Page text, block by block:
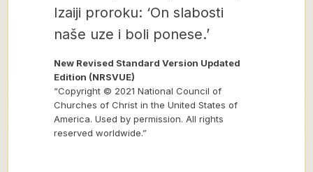
Izaiji proroku: ‘On slabosti
naše uze i boli ponese.’
New Revised Standard Version Updated
Edition (NRSVUE)
“Copyright © 2021 National Council of
Churches of Christ in the United States of
America. Used by permission. All rights
reserved worldwide.”